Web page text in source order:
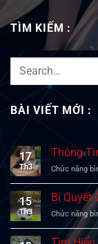
TÌM KIẾM :
BÀI VIẾT MỚI :
17
Th3
Thông
Chức năng
15
Th3
Bí Quyết
Chức năng